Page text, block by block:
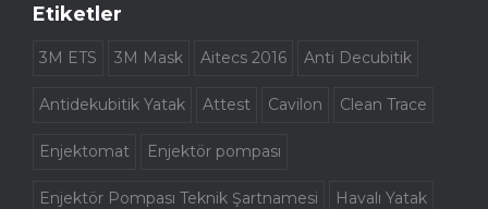
Etiketler
3M ETS 3M Mask Aitecs 2016 Anti Decubitik
Antidekubitik Yatak Attest Cavilon Clean Trace
Enjektomat Enjektör pompası
Enjektör Pompası Teknik Şartnamesi Havalı Yatak